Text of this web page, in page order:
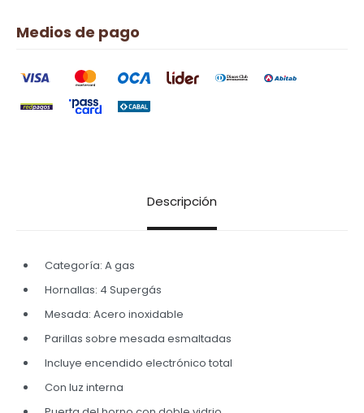
Medios de pago
Descripción
Categoría: A gas
Hornallas: 4 Supergás
Mesada: Acero inoxidable
Parillas sobre mesada esmaltadas
Incluye encendido electrónico total
Con luz interna